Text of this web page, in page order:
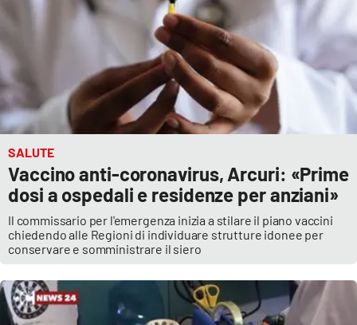
SALUTE
Vaccino anti-coronavirus, Arcuri: «Prime
dosi a ospedali e residenze per anziani»
Il commissario per l'emergenza inizia a stilare il piano vaccini
chiedendo alle Regioni di individuare strutture idonee per
conservare e somministrare il siero